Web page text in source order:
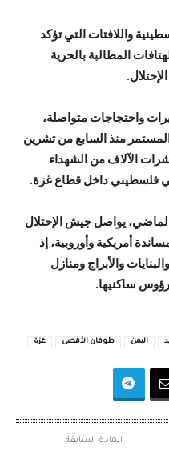
واللافتات التي تؤكد
المطالبة بالحرية
واحتجاجات متواصلة،
منذ السابع من تشرين
الآلاف من الشهداء
فلسطيني داخل قطاع غزة.
يواصل جيش الإحتلال
أمريكية وأوروبية، إذ
والأبراج ومنازل
رؤوس ساكنيها.
اليمن طوفان الأقصى غزة
المادة السابقة